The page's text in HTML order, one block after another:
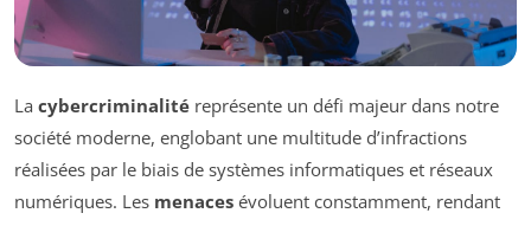
La cybercriminalité représente un défi majeur dans notre
société moderne, englobant une multitude d’infractions
réalisées par le biais de systèmes informatiques et réseaux
numériques. Les menaces évoluent constamment, rendant